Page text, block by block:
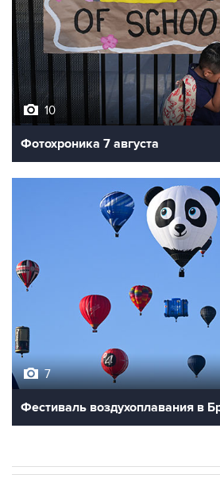
10
Фотохроника 7 августа
Фестиваль воздухоплавания в